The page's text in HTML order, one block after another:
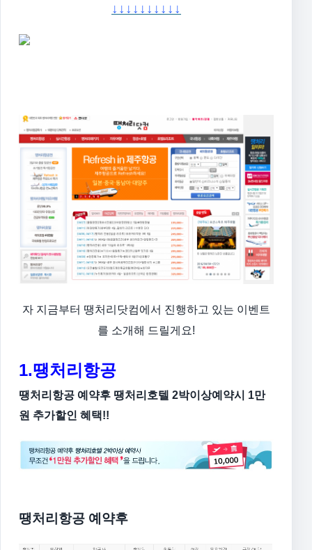
↓↓↓↓↓↓↓↓↓↓
자 지금부터 땡처리닷컴에서 진행하고 있는 이벤트
를 소개해 드릴게요!
1.땡처리항공
땡처리항공 예약후 땡처리호텔 2박이상예약시 1만
원 추가할인 혜택!!
땡처리항공 예약후